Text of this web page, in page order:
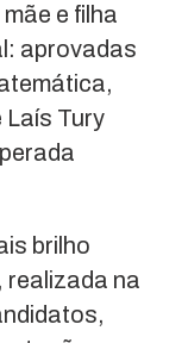
e filha
aprovadas
Laís Tury
brilho
na